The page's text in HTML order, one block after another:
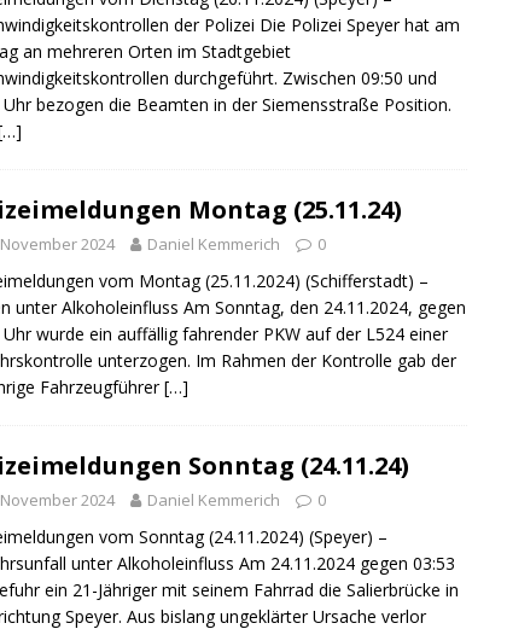
der Polizei Die Polizei Speyer hat am
an mehreren Orten im Stadtgebiet
durchgeführt. Zwischen 09:50 und
Uhr bezogen die Beamten in der Siemensstraße Position.
Montag (25.11.24)
2024 Daniel Kemmerich 0
vom Montag (25.11.2024) (Schifferstadt) –
unter Alkoholeinfluss Am Sonntag, den 24.11.2024, gegen
Uhr wurde ein auffällig fahrender PKW auf der L524 einer
unterzogen. Im Rahmen der Kontrolle gab der
Fahrzeugführer[…]
Sonntag (24.11.24)
2024 Daniel Kemmerich 0
vom Sonntag (24.11.2024) (Speyer) –
unter Alkoholeinfluss Am 24.11.2024 gegen 03:53
ein 21-Jähriger mit seinem Fahrrad die Salierbrücke in
Speyer. Aus bislang ungeklärter Ursache verlor